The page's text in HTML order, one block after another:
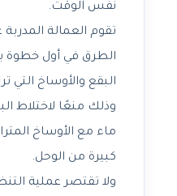
نفس الوقت.
تقوم العمالة
الطرق في أول
البقع والأوساخ التي
وذلك منعًا لاختلاط
ماء مع الأوساخ
كبيرة من الوحل.
ولا تقتصر عملية